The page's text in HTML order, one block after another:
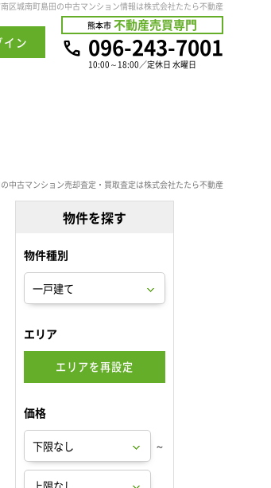
区城南町島田の中古マンション情報は株式会社たたら不動産
イン
熊本市 不動産売買専門
10:00～18:00／定休日 水曜日
096-243-7001
中古マンション売却査定・買取査定は株式会社たたら不動産
物件を探す
物件種別
エリア
エリアを再設定
価格
～